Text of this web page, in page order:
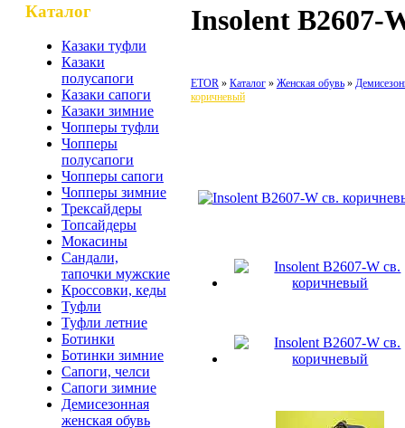
Каталог
Казаки туфли
Казаки
полусапоги
Казаки сапоги
Казаки зимние
Чопперы туфли
Чопперы
полусапоги
Чопперы сапоги
Чопперы зимние
Трексайдеры
Топсайдеры
Мокасины
Сандали,
тапочки мужские
Кроссовки, кеды
Туфли
Туфли летние
Ботинки
Ботинки зимние
Сапоги, челси
Сапоги зимние
Демисезонная
женская обувь
Insolent B2607-
ETOR Каталог Женская обувь
коричневый